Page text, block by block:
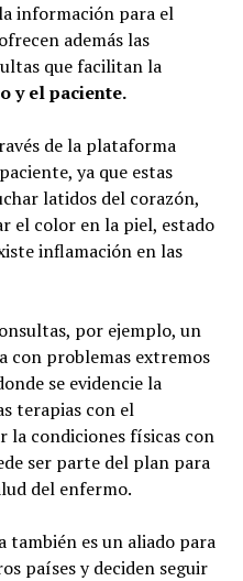
información para el
además las
que facilitan la
y el paciente.
de la plataforma
ya que estas
latidos del corazón,
el color en la piel, estado
inflamación en las
por ejemplo, un
con problemas extremos
se evidencie la
terapias con el
la condiciones físicas con
ser parte del plan para
del enfermo.
también es un aliado para
países y deciden seguir